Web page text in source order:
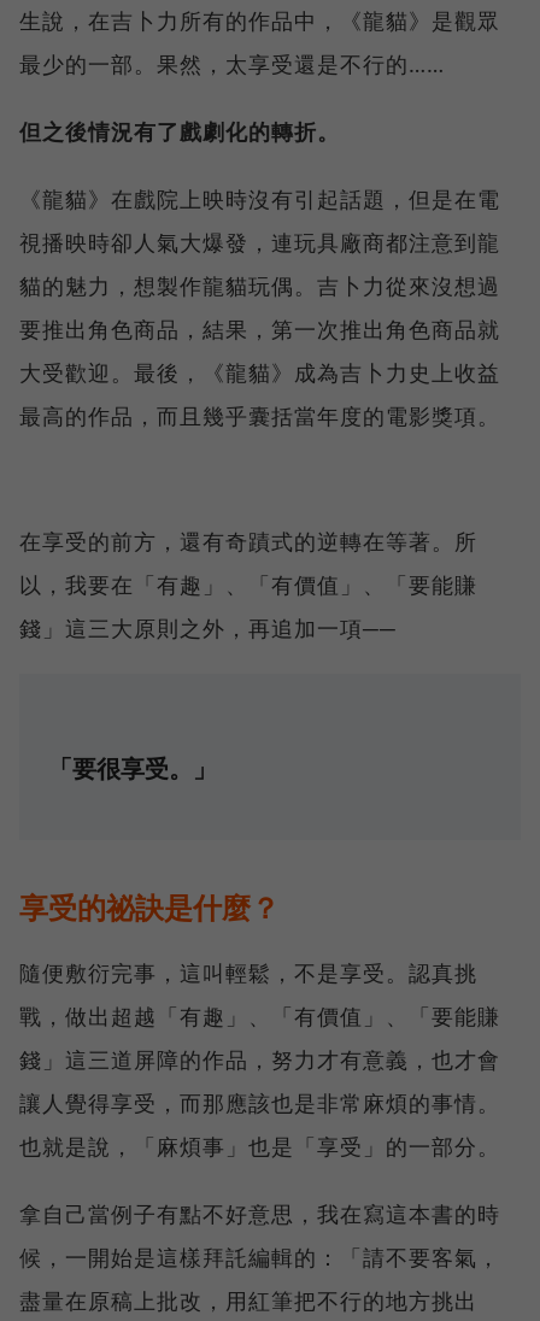
生說，在吉卜力所有的作品中，《龍貓》是觀眾
最少的一部。果然，太享受還是不行的……
但之後情況有了戲劇化的轉折。
《龍貓》在戲院上映時沒有引起話題，但是在電
視播映時卻人氣大爆發，連玩具廠商都注意到龍
貓的魅力，想製作龍貓玩偶。吉卜力從來沒想過
要推出角色商品，結果，第一次推出角色商品就
大受歡迎。最後，《龍貓》成為吉卜力史上收益
最高的作品，而且幾乎囊括當年度的電影獎項。
在享受的前方，還有奇蹟式的逆轉在等著。所
以，我要在「有趣」、「有價值」、「要能賺
錢」這三大原則之外，再追加一項──
「要很享受。」
享受的祕訣是什麼？
隨便敷衍完事，這叫輕鬆，不是享受。認真挑
戰，做出超越「有趣」、「有價值」、「要能賺
錢」這三道屏障的作品，努力才有意義，也才會
讓人覺得享受，而那應該也是非常麻煩的事情。
也就是說，「麻煩事」也是「享受」的一部分。
拿自己當例子有點不好意思，我在寫這本書的時
候，一開始是這樣拜託編輯的：「請不要客氣，
盡量在原稿上批改，用紅筆把不行的地方挑出